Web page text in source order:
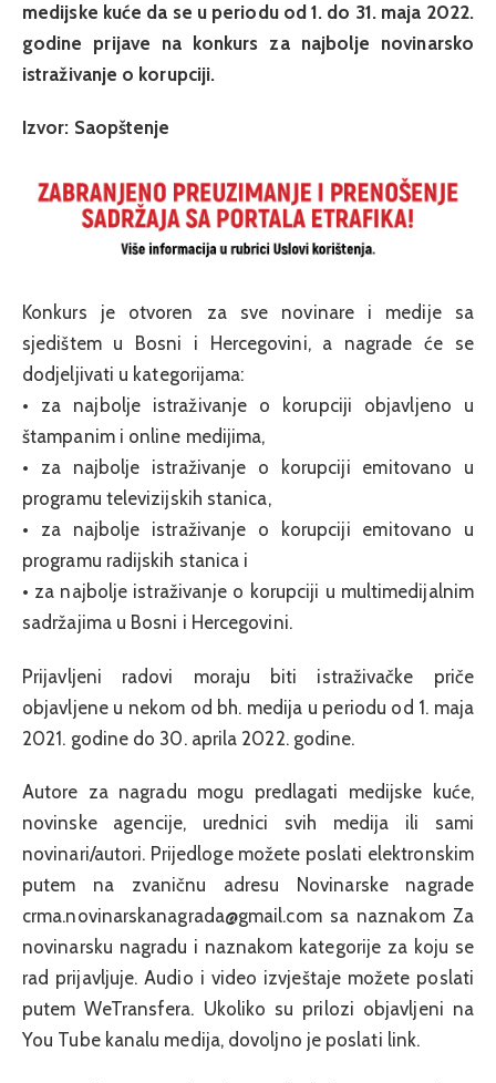
medijske kuće da se u periodu od 1. do 31. maja 2022.
godine prijave na konkurs za najbolje novinarsko
istraživanje o korupciji.
Izvor: Saopštenje
Konkurs je otvoren za sve novinare i medije sa
sjedištem u Bosni i Hercegovini, a nagrade će se
dodjeljivati u kategorijama:
• za najbolje istraživanje o korupciji objavljeno u
štampanim i online medijima,
• za najbolje istraživanje o korupciji emitovano u
programu televizijskih stanica,
• za najbolje istraživanje o korupciji emitovano u
programu radijskih stanica i
• za najbolje istraživanje o korupciji u multimedijalnim
sadržajima u Bosni i Hercegovini.
Prijavljeni radovi moraju biti istraživačke priče
objavljene u nekom od bh. medija u periodu od 1. maja
2021. godine do 30. aprila 2022. godine.
Autore za nagradu mogu predlagati medijske kuće,
novinske agencije, urednici svih medija ili sami
novinari/autori. Prijedloge možete poslati elektronskim
putem na zvaničnu adresu Novinarske nagrade
crma.novinarskanagrada@gmail.com sa naznakom Za
novinarsku nagradu i naznakom kategorije za koju se
rad prijavljuje. Audio i video izvještaje možete poslati
putem WeTransfera. Ukoliko su prilozi objavljeni na
You Tube kanalu medija, dovoljno je poslati link.